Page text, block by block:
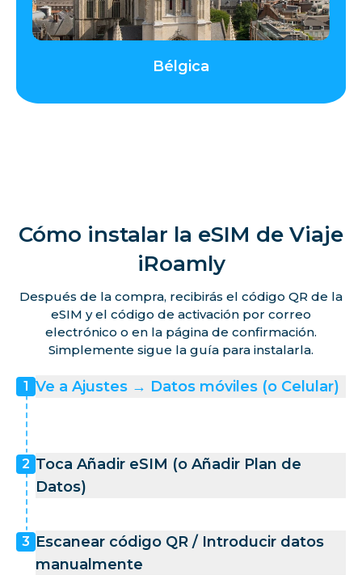
Lituania
Luxemburgo
Mayotte
Mónaco
Portugal
Bélgica
Cómo instalar la eSIM de Viaje
iRoamly
Después de la compra, recibirás el código QR de la
eSIM y el código de activación por correo
electrónico o en la página de confirmación.
Simplemente sigue la guía para instalarla.
1 Ve a Ajustes → Datos móviles (o Celular)
2 Toca Añadir eSIM (o Añadir Plan de
Datos)
3 Escanear código QR / Introducir datos
manualmente